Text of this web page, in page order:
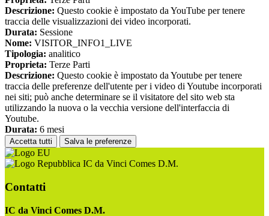
Descrizione: Questo cookie è impostato da YouTube per tenere
traccia delle visualizzazioni dei video incorporati.
Durata: Sessione
Nome: VISITOR_INFO1_LIVE
Tipologia: analitico
Proprieta: Terze Parti
Descrizione: Questo cookie è impostato da Youtube per tenere
traccia delle preferenze dell'utente per i video di Youtube incorporati
nei siti; può anche determinare se il visitatore del sito web sta
utilizzando la nuova o la vecchia versione dell'interfaccia di
Youtube.
Durata: 6 mesi
Accetta tutti Salva le preferenze
IC da Vinci Comes D.M.
Contatti
IC da Vinci Comes D.M.